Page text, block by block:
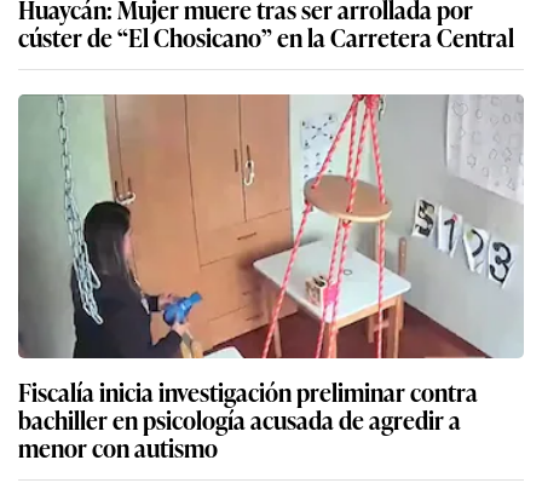
Huaycán: Mujer muere tras ser arrollada por
cúster de “El Chosicano” en la Carretera Central
Fiscalía inicia investigación preliminar contra
bachiller en psicología acusada de agredir a
menor con autismo